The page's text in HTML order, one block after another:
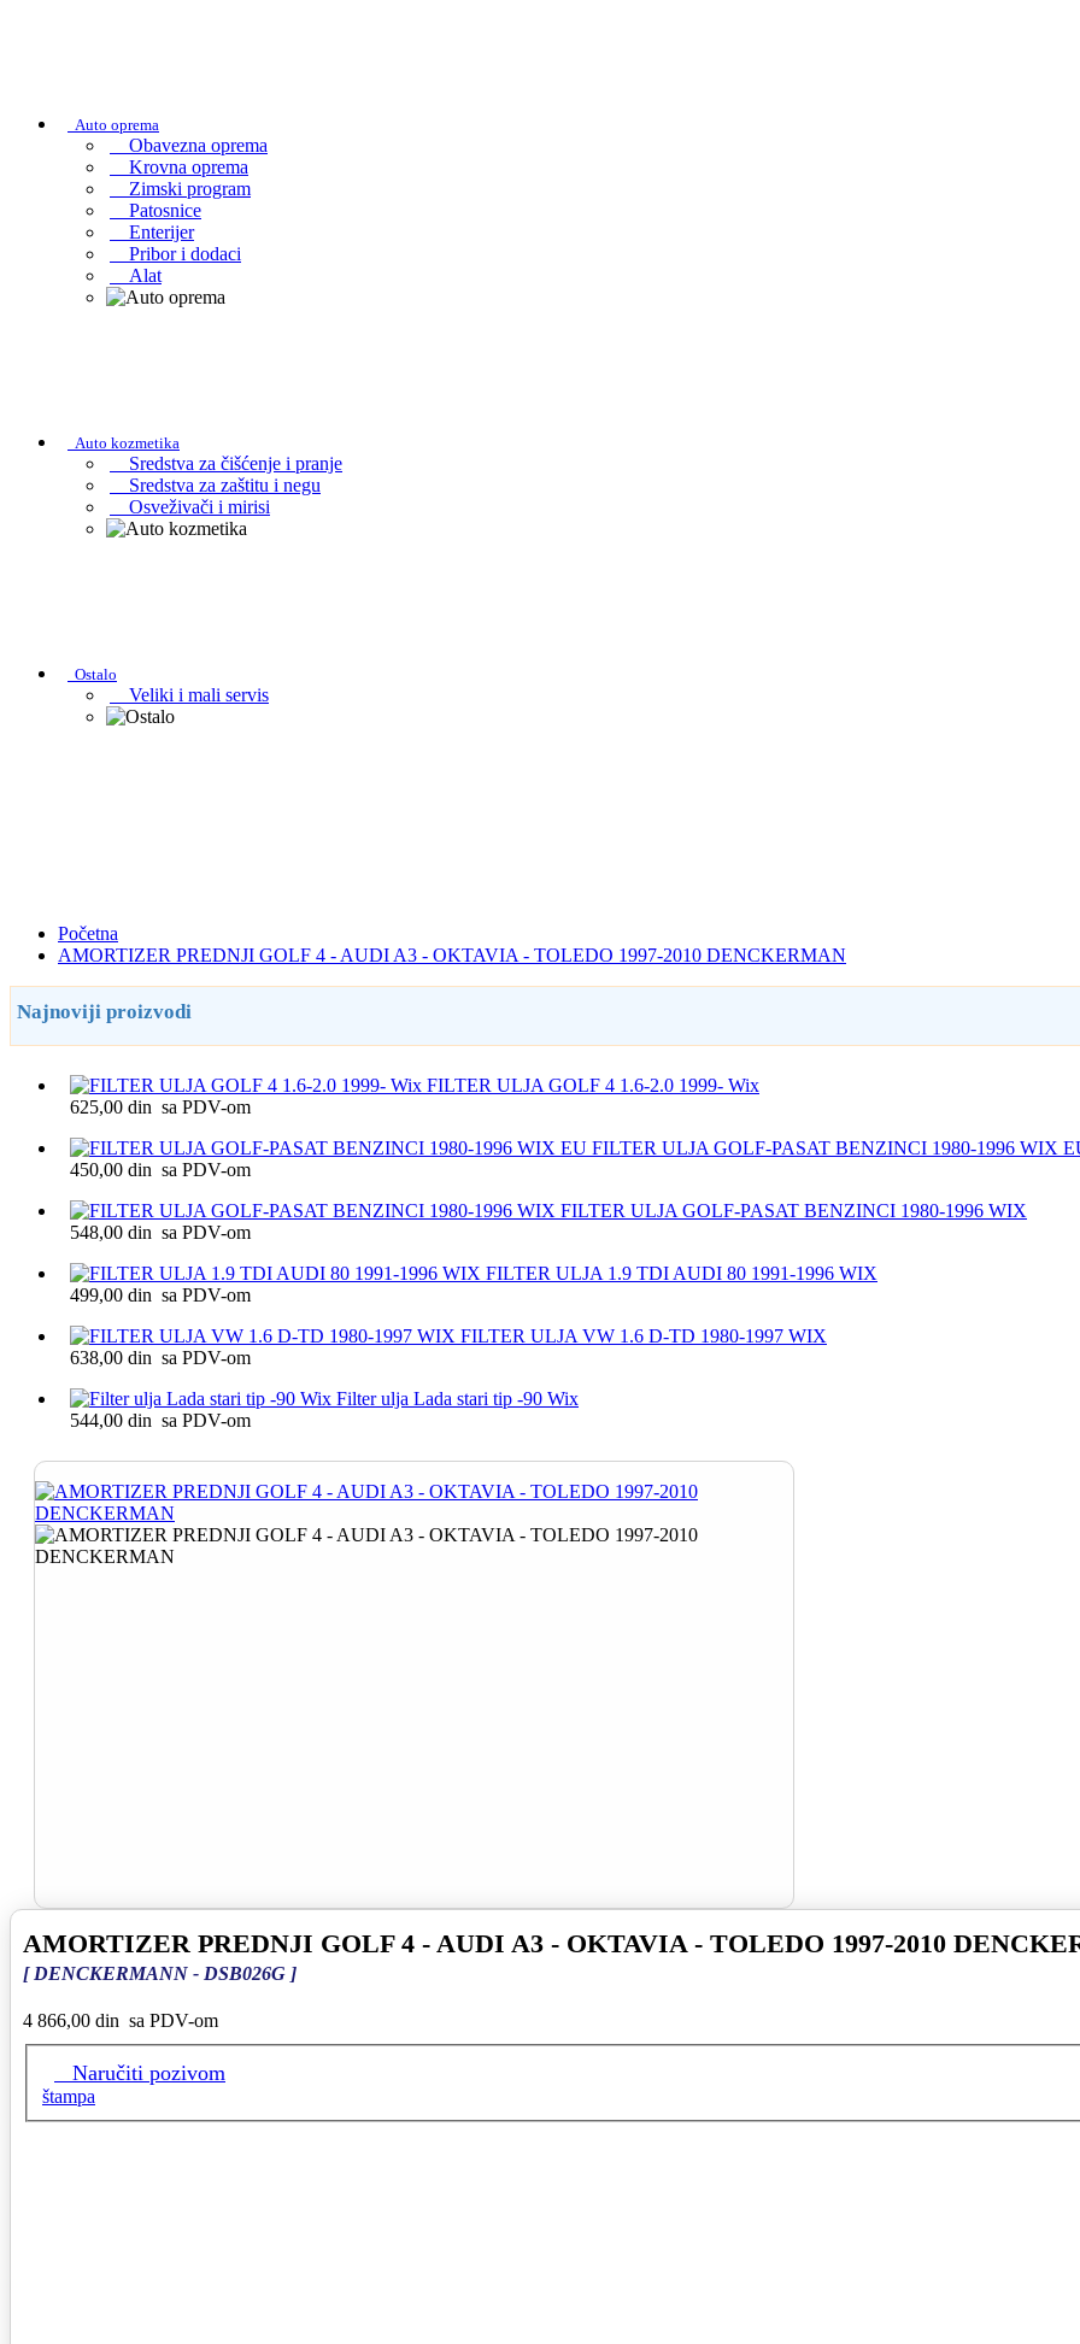
Auto oprema
Obavezna oprema
Krovna oprema
Zimski program
Patosnice
Enterijer
Pribor i dodaci
Alat
Auto kozmetika
Sredstva za čišćenje i pranje
Sredstva za zaštitu i negu
Osveživači i mirisi
Ostalo
Veliki i mali servis
Početna
AMORTIZER PREDNJI GOLF 4 - AUDI A3 - OKTAVIA - TOLEDO 1997-2010 DENCKERMAN
Najnoviji proizvodi
FILTER ULJA GOLF 4 1.6-2.0 1999- Wix
625,00 din sa PDV-om
FILTER ULJA GOLF-PASAT BENZINCI 1980-1996 WIX
450,00 din sa PDV-om
FILTER ULJA GOLF-PASAT BENZINCI 1980-1996 WIX
548,00 din sa PDV-om
FILTER ULJA 1.9 TDI AUDI 80 1991-1996 WIX
499,00 din sa PDV-om
FILTER ULJA VW 1.6 D-TD 1980-1997 WIX
638,00 din sa PDV-om
Filter ulja Lada stari tip -90 Wix
544,00 din sa PDV-om
AMORTIZER PREDNJI GOLF 4 - AUDI A3 - OKTAVIA - TOLEDO 1997-2010
[ DENCKERMANN - DSB026G ]
4 866,00 din sa PDV-om
Naručiti pozivom
štampa